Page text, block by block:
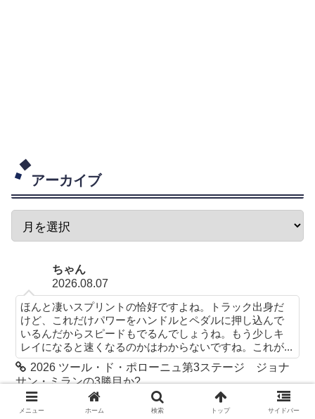
アーカイブ
ちゃん
2026.08.07
ほんと凄いスプリントの恰好ですよね。トラック出身だ
けど、これだけパワーをハンドルとペダルに押し込んで
いるんだからスピードもでるんでしょうね。もう少しキ
レイになると速くなるのかはわからないですね。これが...
2026 ツール・ド・ポローニュ第3ステージ ジョナ
サン・ミランの3勝目か?
毎日読者K
メニュー ホーム 検索 トップ サイドバー